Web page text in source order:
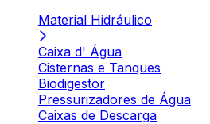
Material Hidráulico
Caixa d' Água
Cisternas e Tanques
Biodigestor
Pressurizadores de Água
Caixas de Descarga